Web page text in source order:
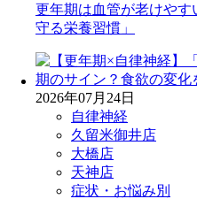
更年期は血管が老けや
守る栄養習慣」
2026年07月24日
自律神経
久留米御井店
大橋店
天神店
症状・お悩み別